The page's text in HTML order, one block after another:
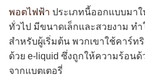
พอตไฟฟ้า ประเภทนี้ออกแบบมา
ทั่วไป มีขนาดเล็กและสวยงาม ทำ
สำหรับผู้เริ่มต้น พวกเขาใช้คาร์ท
ด้วย e-liquid ซึ่งถูกให้ความร้อน
จากแบตเตอรี่